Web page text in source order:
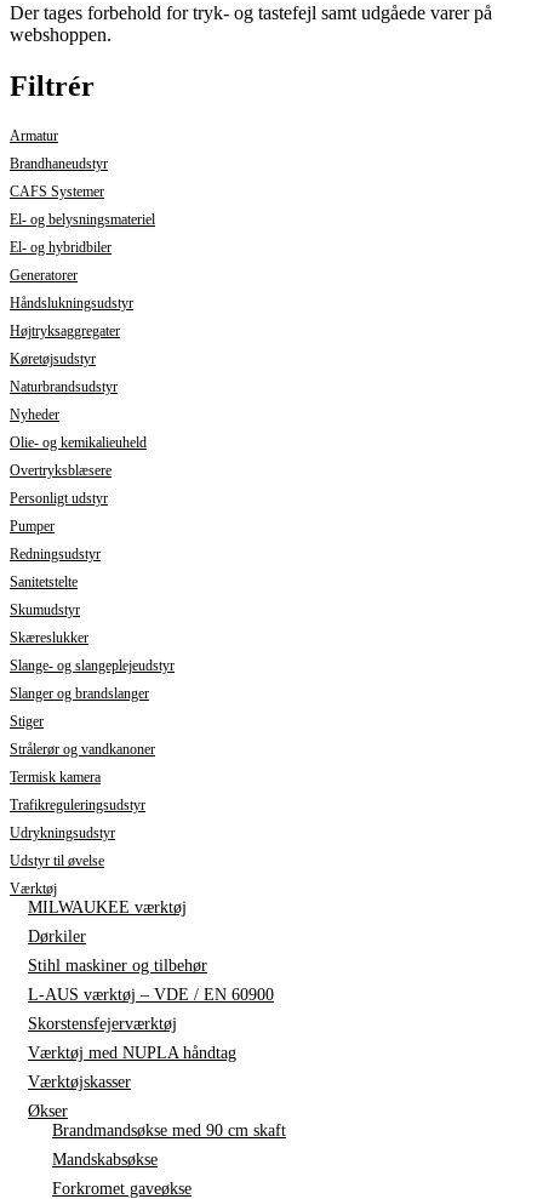
Der tages forbehold for tryk- og tastefejl samt udgåede varer på
webshoppen.
Filtrér
Armatur
Brandhaneudstyr
CAFS Systemer
El- og belysningsmateriel
El- og hybridbiler
Generatorer
Håndslukningsudstyr
Højtryksaggregater
Køretøjsudstyr
Naturbrandsudstyr
Nyheder
Olie- og kemikalieuheld
Overtryksblæsere
Personligt udstyr
Pumper
Redningsudstyr
Sanitetstelte
Skumudstyr
Skæreslukker
Slange- og slangeplejeudstyr
Slanger og brandslanger
Stiger
Strålerør og vandkanoner
Termisk kamera
Trafikreguleringsudstyr
Udrykningsudstyr
Udstyr til øvelse
Værktøj
MILWAUKEE værktøj
Dørkiler
Stihl maskiner og tilbehør
L-AUS værktøj – VDE / EN 60900
Skorstensfejerværktøj
Værktøj med NUPLA håndtag
Værktøjskasser
Økser
Brandmandsøkse med 90 cm skaft
Mandskabsøkse
Forkromet gaveøkse